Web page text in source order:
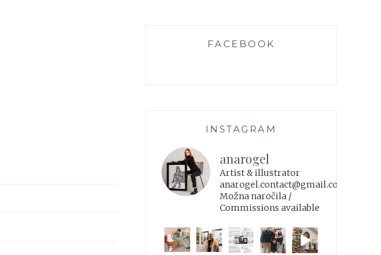
FACEBOOK
INSTAGRAM
anarogel
Artist & illustrator
anarogel.contact@gmail.com
Možna naročila /
Commissions available